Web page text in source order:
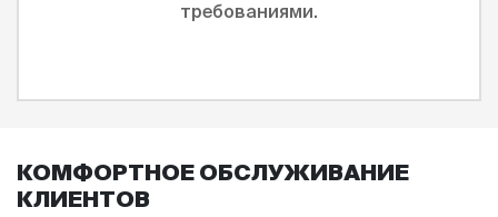
требованиями.
КОМФОРТНОЕ ОБСЛУЖИВАНИЕ
КЛИЕНТОВ